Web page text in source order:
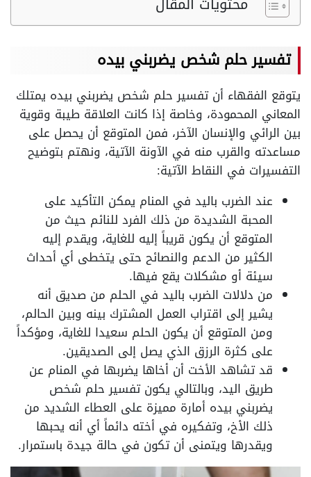
تفسير حلم شخص يضربني بيده
يتوقع الفقهاء أن تفسير حلم شخص يضربني بيده يمتلك
المعاني المحمودة، وخاصة إذا كانت العلاقة طيبة وقوية
بين الرائي والإنسان الآخر، فمن المتوقع أن يحصل على
مساعدته والقرب منه في الآونة الآتية، ونهتم بتوضيح
التفسيرات في النقاط الآتية:
عند الضرب باليد في المنام يمكن التأكيد على
المحبة الشديدة من ذلك الفرد للنائم حيث من
المتوقع أن يكون قريباً إليه للغاية، ويقدم إليه
الكثير من الدعم والنصائح حتى يتخطى أي أحداث
سيئة أو مشكلات يقع فيها.
من دلالات الضرب باليد في الحلم من صديق أنه
يشير إلى اقتراب العمل المشترك بينه وبين الحالم،
ومن المتوقع أن يكون الحلم سعيدا للغاية، ومؤكداً
على كثرة الرزق الذي يصل إلى الصديقين.
قد تشاهد الأخت أن أخاها يضربها في المنام عن
طريق اليد، وبالتالي يكون تفسير حلم شخص
يضربني بيده أمارة مميزة على العطاء الشديد من
ذلك الأخ، وتفكيره في أخته دائماً أي أنه يحبها
ويقدرها ويتمنى أن تكون في حالة جيدة باستمرار.